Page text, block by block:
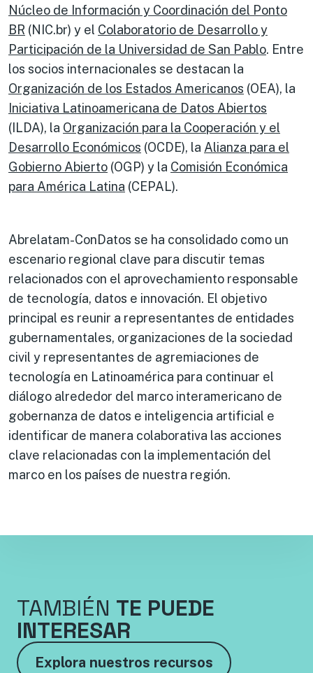
Núcleo de Información y Coordinación del Ponto
BR (NIC.br) y el Colaboratorio de Desarrollo y
Participación de la Universidad de San Pablo. Entre
los socios internacionales se destacan la
Organización de los Estados Americanos (OEA), la
Iniciativa Latinoamericana de Datos Abiertos
(ILDA), la Organización para la Cooperación y el
Desarrollo Económicos (OCDE), la Alianza para el
Gobierno Abierto (OGP) y la Comisión Económica
para América Latina (CEPAL).
Abrelatam-ConDatos se ha consolidado como un
escenario regional clave para discutir temas
relacionados con el aprovechamiento responsable
de tecnología, datos e innovación. El objetivo
principal es reunir a representantes de entidades
gubernamentales, organizaciones de la sociedad
civil y representantes de agremiaciones de
tecnología en Latinoamérica para continuar el
diálogo alrededor del marco interamericano de
gobernanza de datos e inteligencia artificial e
identificar de manera colaborativa las acciones
clave relacionadas con la implementación del
marco en los países de nuestra región.
TAMBIÉN TE PUEDE
INTERESAR
Explora nuestros recursos